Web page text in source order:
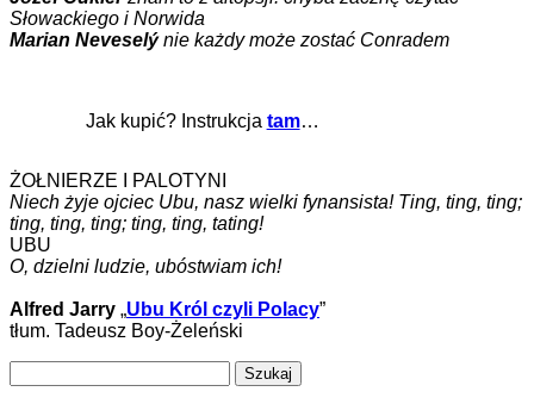
Słowackiego i Norwida
Marian Neveselýnie każdy może zostać Conradem
Jak kupić? Instrukcja tam…
ŻOŁNIERZE I PALOTYNI
Niech żyje ojciec Ubu, nasz wielki fynansista! Ting, ting, ting;
ting, ting, ting; ting, ting, tating!
UBU
O, dzielni ludzie, ubóstwiam ich!
Alfred Jarry „Ubu Król czyli Polacy”
tłum. Tadeusz Boy-Żeleński